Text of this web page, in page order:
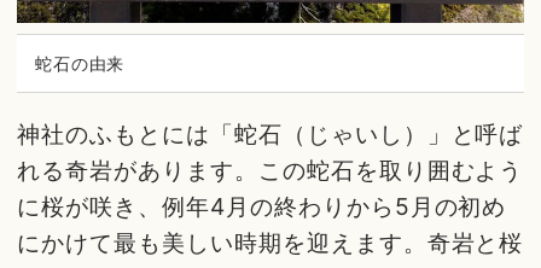
蛇石の由来
神社のふもとには「蛇石（じゃいし）」と呼ば
れる奇岩があります。この蛇石を取り囲むよう
に桜が咲き、例年4月の終わりから5月の初め
にかけて最も美しい時期を迎えます。奇岩と桜